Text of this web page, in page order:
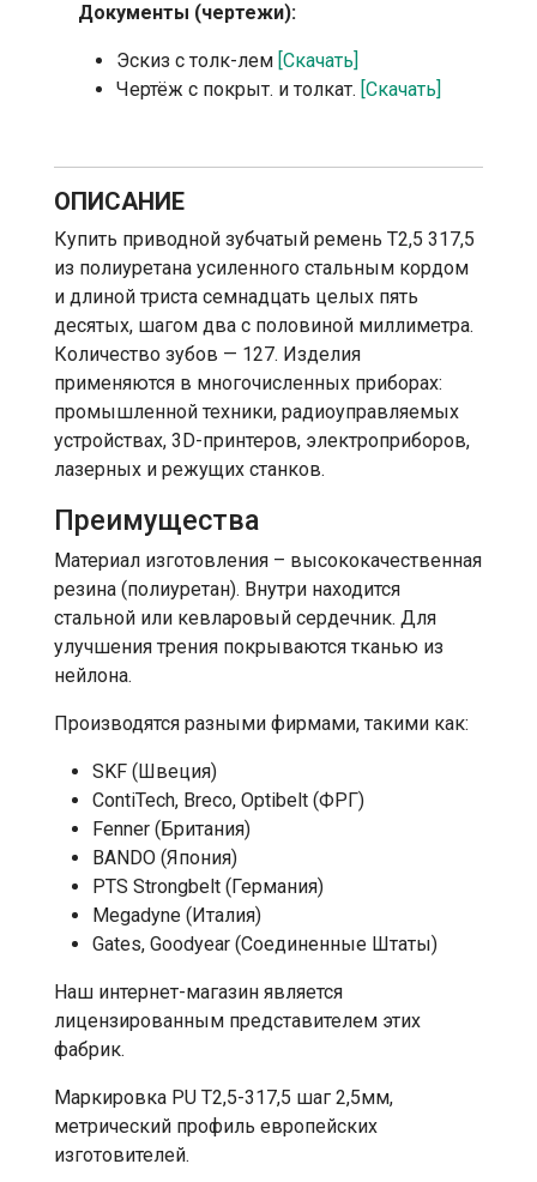
Документы (чертежи):
Эскиз с толк-лем [Скачать]
Чертёж с покрыт. и толкат. [Скачать]
ОПИСАНИЕ
Купить приводной зубчатый ремень T2,5 317,5
из полиуретана усиленного стальным кордом
и длиной триста семнадцать целых пять
десятых, шагом два с половиной миллиметра.
Количество зубов — 127. Изделия
применяются в многочисленных приборах:
промышленной техники, радиоуправляемых
устройствах, 3D-принтеров, электроприборов,
лазерных и режущих станков.
Преимущества
Материал изготовления – высококачественная
резина (полиуретан). Внутри находится
стальной или кевларовый сердечник. Для
улучшения трения покрываются тканью из
нейлона.
Производятся разными фирмами, такими как:
SKF (Швеция)
ContiTech, Breco, Optibelt (ФРГ)
Fenner (Британия)
BANDO (Япония)
PTS Strongbelt (Германия)
Megadyne (Италия)
Gates, Goodyear (Соединенные Штаты)
Наш интернет-магазин является
лицензированным представителем этих
фабрик.
Маркировка PU Т2,5-317,5 шаг 2,5мм,
метрический профиль европейских
изготовителей.